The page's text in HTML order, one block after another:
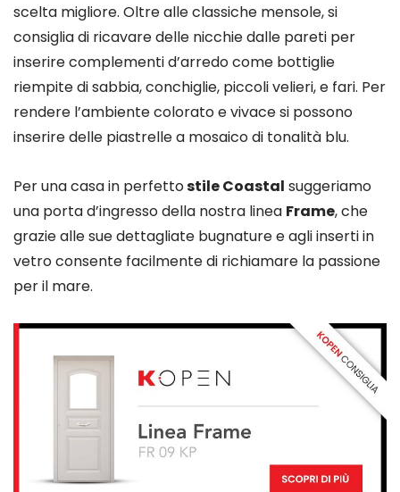
scelta migliore. Oltre alle classiche mensole, si
consiglia di ricavare delle nicchie dalle pareti per
inserire complementi d’arredo come bottiglie
riempite di sabbia, conchiglie, piccoli velieri, e fari. Per
rendere l’ambiente colorato e vivace si possono
inserire delle piastrelle a mosaico di tonalità blu.
Per una casa in perfettostile Coastal suggeriamo
una porta d’ingresso della nostra linea Frame, che
grazie alle sue dettagliate bugnature e agli inserti in
vetro consente facilmente di richiamare la passione
per il mare.